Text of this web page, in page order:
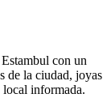
con un
de la ciudad, joyas
local informada.